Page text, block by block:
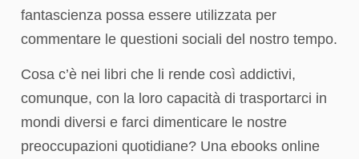
fantascienza possa essere utilizzata per
commentare le questioni sociali del nostro tempo.
Cosa c’è nei libri che li rende così addictivi,
comunque, con la loro capacità di trasportarci in
mondi diversi e farci dimenticare le nostre
preoccupazioni quotidiane? Una ebooks online